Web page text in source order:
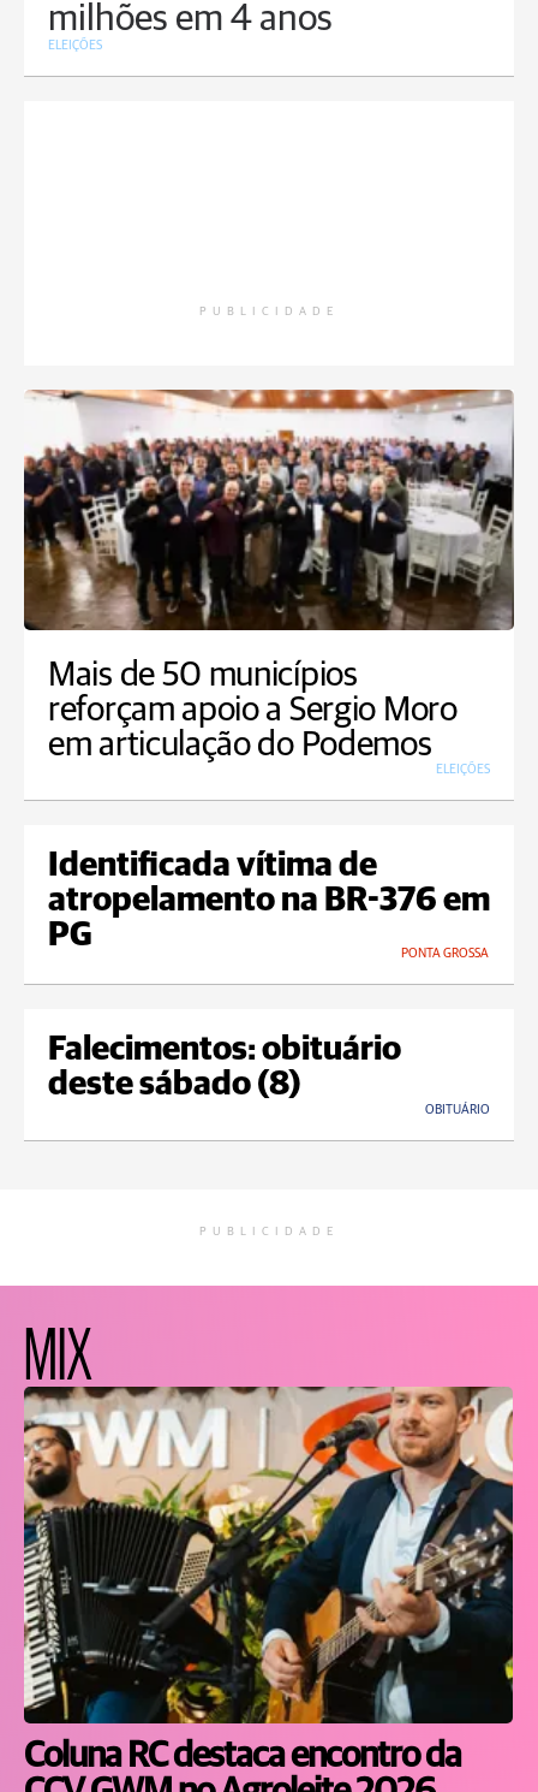
milhões em 4 anos
ELEIÇÕES
PUBLICIDADE
Mais de 50 municípios
reforçam apoio a Sergio Moro
em articulação do Podemos
ELEIÇÕES
Identificada vítima de
atropelamento na BR-376 em
PG
PONTA GROSSA
Falecimentos: obituário
deste sábado (8)
OBITUÁRIO
PUBLICIDADE
MIX
Coluna RC destaca encontro da